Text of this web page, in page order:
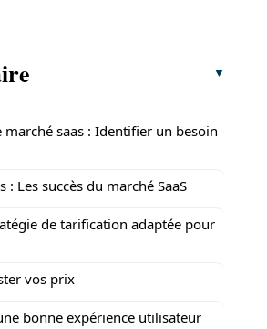
marché saas : Identifier un besoin
: Les succès du marché SaaS
de tarification adaptée pour
vos prix
bonne expérience utilisateur